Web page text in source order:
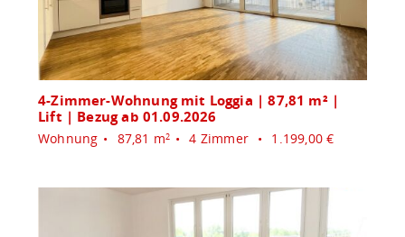
4-Zimmer-Wohnung mit Loggia | 87,81 m² |
Lift | Bezug ab 01.09.2026
Wohnung 87,81 m2 4 Zimmer 1.199,00 €